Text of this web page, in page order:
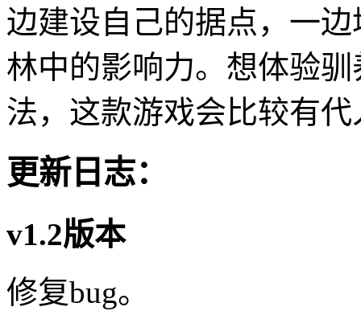
边建设自己的据点，一
林中的影响力。想体验
法，这款游戏会比较有代
更新日志：
v1.2版本
修复bug。